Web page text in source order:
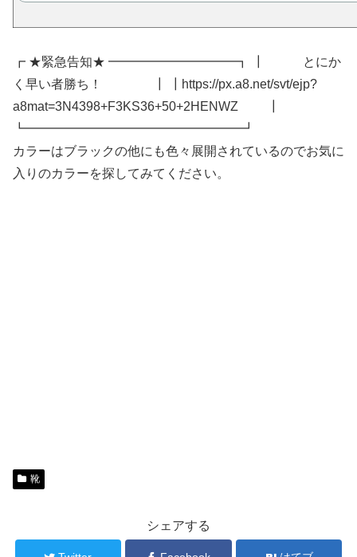
┏ ★緊急告知★ ━━━━━━━━━━┓ ┃ とにか
く早い者勝ち！ ┃ ┃https://px.a8.net/svt/ejp?
a8mat=3N4398+F3KS36+50+2HENWZ ┃
┗━━━━━━━━━━━━━━━━━┛
カラーはブラックの他にも色々展開されているのでお気に
入りのカラーを探してみてください。
靴
シェアする